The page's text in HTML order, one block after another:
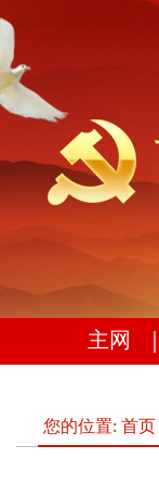
主网
您的位置: 首页